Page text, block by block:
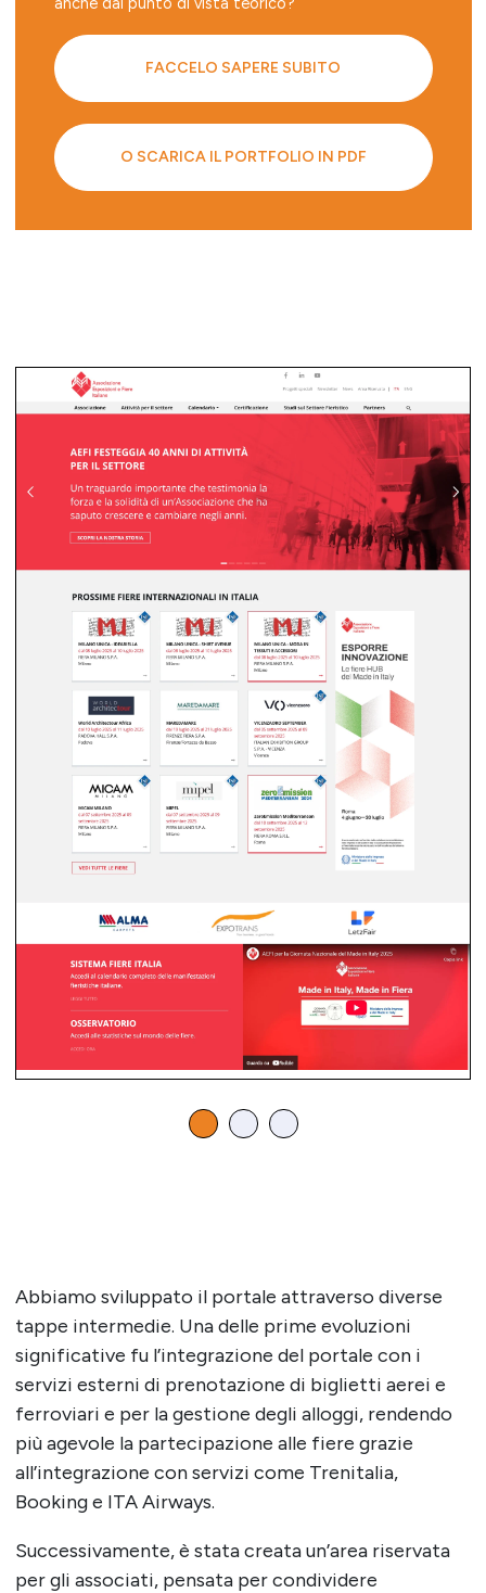
FACCELO SAPERE SUBITO
O SCARICA IL PORTFOLIO IN PDF
Abbiamo sviluppato il portale attraverso diverse
tappe intermedie. Una delle prime evoluzioni
significative fu l’integrazione del portale con i
servizi esterni di prenotazione di biglietti aerei e
ferroviari e per la gestione degli alloggi, rendendo
più agevole la partecipazione alle fiere grazie
all’integrazione con servizi come Trenitalia,
Booking e ITA Airways.
Successivamente, è stata creata un’area riservata
per gli associati, pensata per condividere